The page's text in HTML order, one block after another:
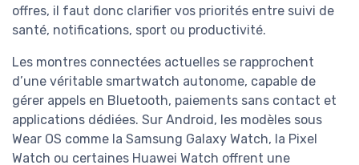
offres, il faut donc clarifier vos priorités entre suivi de
santé, notifications, sport ou productivité.
Les montres connectées actuelles se rapprochent
d’une véritable smartwatch autonome, capable de
gérer appels en Bluetooth, paiements sans contact et
applications dédiées. Sur Android, les modèles sous
Wear OS comme la Samsung Galaxy Watch, la Pixel
Watch ou certaines Huawei Watch offrent une